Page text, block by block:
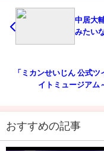
中居大
みたい
「ミカンせいじん 公式
イトミュージアム
おすすめの記事